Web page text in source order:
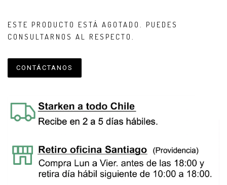
ESTE PRODUCTO ESTÁ AGOTADO. PUEDES
CONSULTARNOS AL RESPECTO.
CONTÁCTANOS